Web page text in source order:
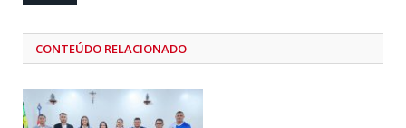
CONTEÚDO RELACIONADO